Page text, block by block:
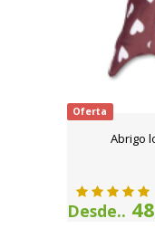
Oferta
Abrigo
Desde..